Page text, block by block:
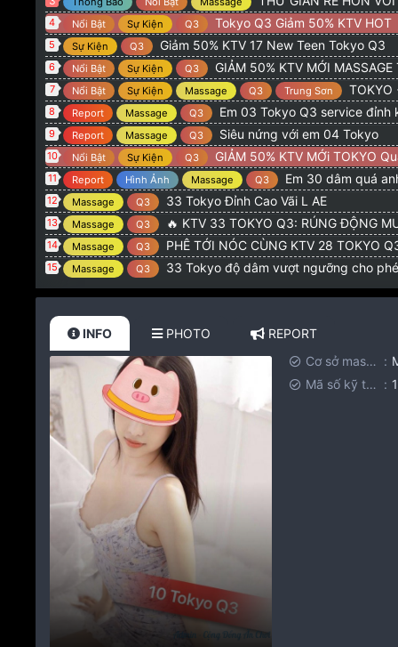
4 Nổi Bật Sự Kiện Q3 Tokyo Q3 Giảm 50% KTV HOT
5 Sự Kiện Q3 Giảm 50% KTV 17 New Teen Tokyo Q3
6 Nổi Bật Sự Kiện Q3 GIẢM 50% KTV MỚI
7 Nổi Bật Sự Kiện Massage Q3 Trung Sơn TOKYO + LQP
8 Report Massage Q3 Em 03 Tokyo Q3 service đỉnh
9 Report Massage Q3 Siêu nứng với em 04 Tokyo
10 Nổi Bật Sự Kiện Q3 GIẢM 50% KTV MỚi TOKYO
11 Report Hình Ảnh Massage Q3 Em 30 dâm quá
12 Massage Q3 33 Tokyo Đỉnh Cao Vãi L AE
13 Massage Q3 🔥 KTV 33 TOKYO Q3: RÚNG ĐỘNG
14 Massage Q3 PHÊ TỚI NÓC CÙNG KTV 28 TOKYO Q3: CƠN
15 Massage Q3 33 Tokyo độ dâm vượt ngưỡng cho
INFO PHOTO
REPORT
Cơ sở massage
Mã số kỹ thuật viên